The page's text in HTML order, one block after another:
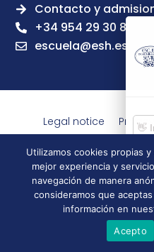
Contacto y
+34 954 29 30 81
escuela@esh.es
Legal notice Privacy
Escuela Superior de
Utilizamos cookies propias
mejor experiencia y
navegación de manera
consideramos que
información en
Acepto